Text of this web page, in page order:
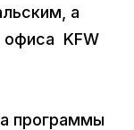
а
офиса KFW
программы